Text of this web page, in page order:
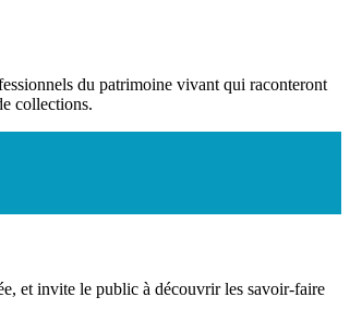
du patrimoine vivant qui raconteront
collections.
et invite le public à découvrir les savoir-faire